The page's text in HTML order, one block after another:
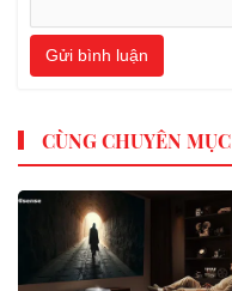
Gửi bình luận
CÙNG CHUYÊN MỤC